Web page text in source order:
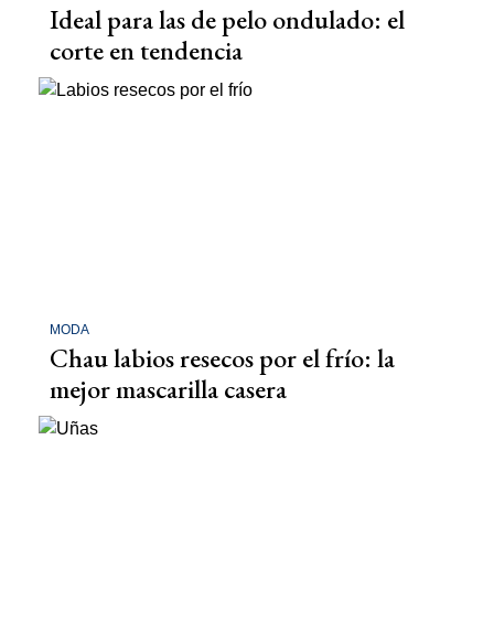
Ideal para las de pelo ondulado: el
corte en tendencia
MODA
Chau labios resecos por el frío: la
mejor mascarilla casera